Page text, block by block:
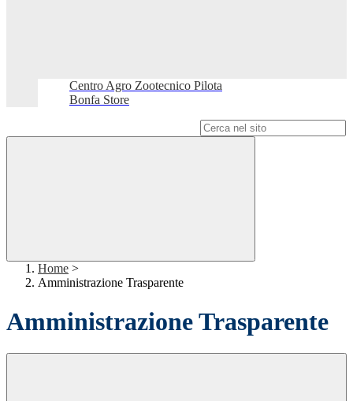
Centro Agro Zootecnico Pilota
Bonfa Store
Home >
Amministrazione Trasparente
Amministrazione Trasparente